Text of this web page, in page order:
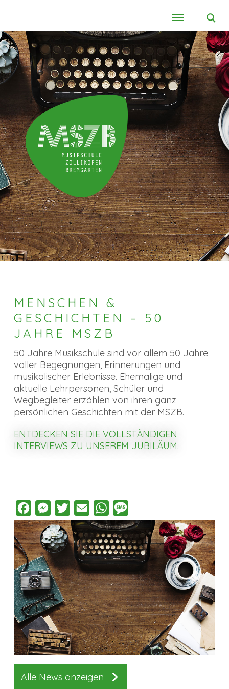
MENSCHEN &
GESCHICHTEN – 50
JAHRE MSZB
50 Jahre Musikschule sind vor allem 50 Jahre
voller Begegnungen, Erinnerungen und
musikalischer Erlebnisse. Ehemalige und
aktuelle Lehrpersonen, Schüler und
Wegbegleiter erzählen von ihren ganz
persönlichen Geschichten mit der MSZB.
ENTDECKEN SIE DIE VOLLSTÄNDIGEN
INTERVIEWS ZU UNSEREM JUBILÄUM.
FacebookMessenger
Twitter Email WhatsApp
Alle News anzeigen